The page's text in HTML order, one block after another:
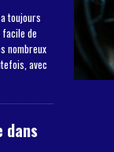
toujours
de
nombreux
avec
dans